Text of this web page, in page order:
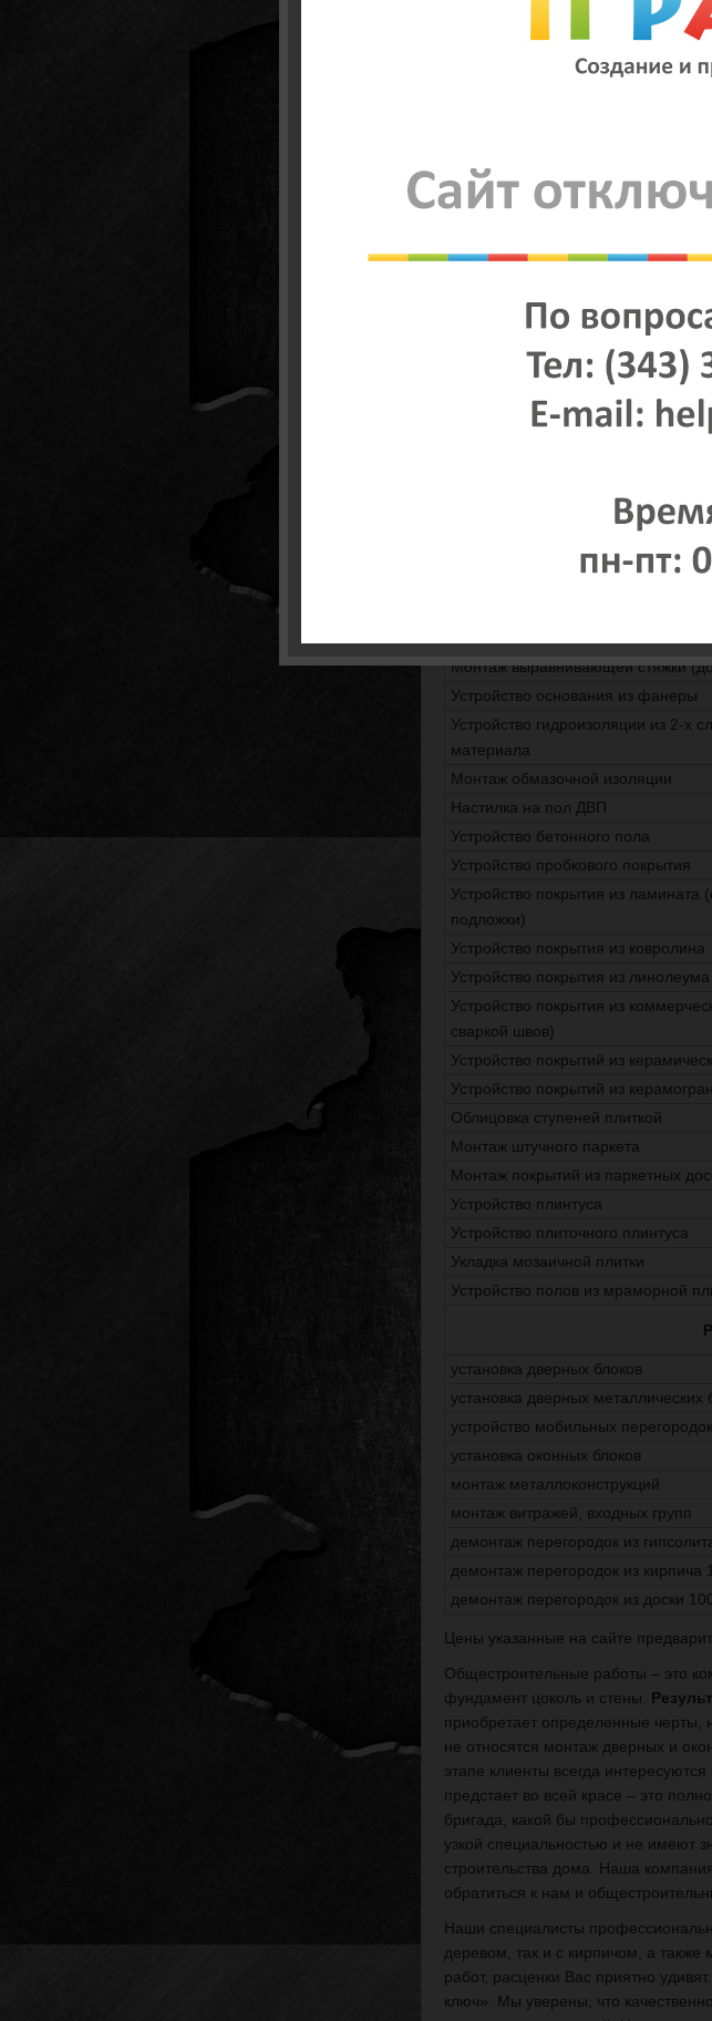
Окрашивание масляной краской
Окрашивание стен
Декоративная штукатурка
Облицовка стен керамической
Поклейка обойного бордюра
Оклейка стен пробковым
Окраска радиаторов
Разборка покрытия из
Разборка паркетного пола
Разборка полов из линолеума
Монтаж выравнивающей стяжки
Устройство основания из фанеры
Устройство гидроизоляции из 2-х
материала
Монтаж обмазочной изоляции
Настилка на пол ДВП
Устройство бетонного пола
Устройство пробкового покрытия
Устройство покрытия из ламината
подложки)
Устройство покрытия из ковролина
Устройство покрытия из линолеума
Устройство покрытия из
сваркой швов)
Устройство покрытий из
Устройство покрытий из
Облицовка ступеней плиткой
Монтаж штучного паркета
Монтаж покрытий из паркетных
Устройство плинтуса
Устройство плиточного плинтуса
Укладка мозаичной плитки
Устройство полов из мраморной
установка дверных блоков
установка дверных металлических
устройство мобильных перегородок
установка оконных блоков
монтаж металлоконструкций
монтаж витражей, входных групп
демонтаж перегородок из
демонтаж перегородок из кирпича
демонтаж перегородок из доски
Цены указанные на сайте
Общестроительные работы – это
фундамент цоколь и стены.
приобретает определенные черты,
не относятся монтаж дверных и
этапе клиенты всегда
предстает во всей красе – это
бригада, какой бы
узкой специальностью и не имеют
строительства дома. Наша
обратиться к нам и
Наши специалисты
деревом, так и с кирпичом, а
работ, расценки Вас приятно
ключ». Мы уверены, что